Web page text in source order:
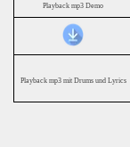
Playback mp3 Demo
Playback mp3 mit Drums und Lyrics